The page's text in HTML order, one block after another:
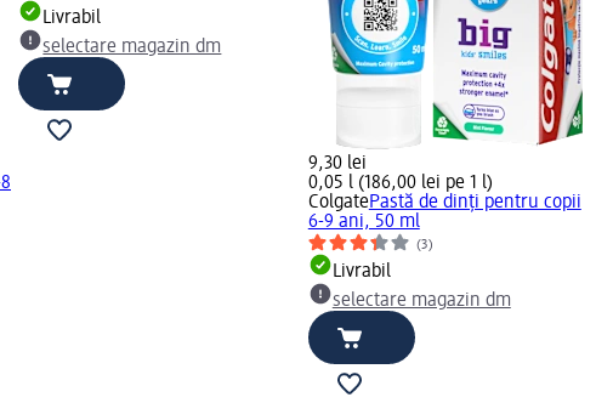
Livrabil
selectare magazin dm
9,30 lei
0,05 l (186,00 lei pe 1 l)
ColgatePastă de dinți pentru copii
6-9 ani, 50 ml
(3)
Livrabil
selectare magazin dm